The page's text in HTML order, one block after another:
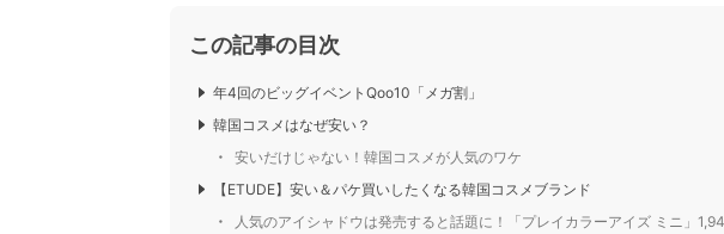
この記事の目次
年4回のビッグイベントQoo10「メガ割」
韓国コスメはなぜ安い？
安いだけじゃない！韓国コスメが人気のワケ
【ETUDE】安い＆パケ買いしたくなる韓国コスメブランド
人気のアイシャドウは発売すると話題に！「プレイカラーアイズ ミニ」